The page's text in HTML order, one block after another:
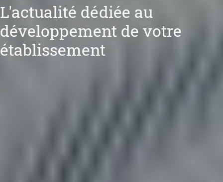
L'actualité dédiée au
développement de votre
établissement